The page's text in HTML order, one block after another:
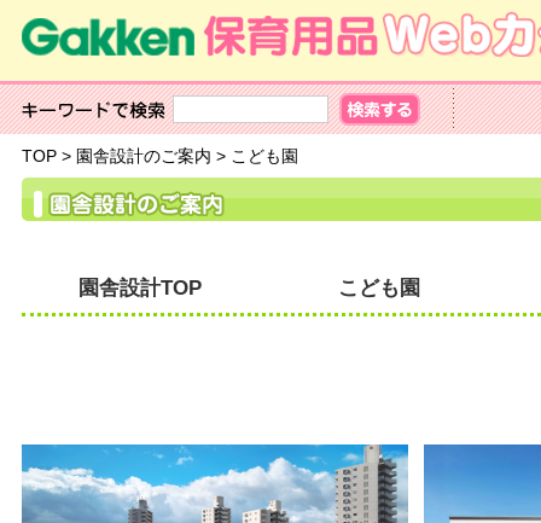
TOP> 園舎設計のご案内 > こども園
園舎設計TOP こども園